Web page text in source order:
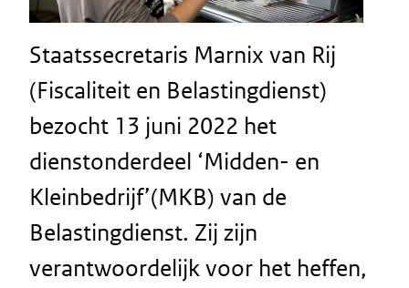
Staatssecretaris Marnix van Rij
(Fiscaliteit en Belastingdienst)
bezocht 13 juni 2022 het
dienstonderdeel ‘Midden- en
Kleinbedrijf’(MKB) van de
Belastingdienst. Zij zijn
verantwoordelijk voor het heffen,